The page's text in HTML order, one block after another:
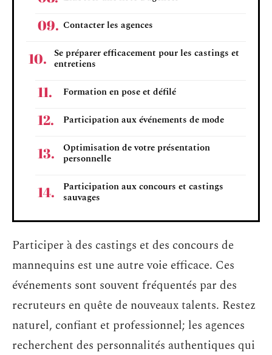
Contacter les agences
Se préparer efficacement pour les castings et
entretiens
Formation en pose et défilé
Participation aux événements de mode
Optimisation de votre présentation
personnelle
Participation aux concours et castings
sauvages
Participer à des castings et des concours de
mannequins est une autre voie efficace. Ces
événements sont souvent fréquentés par des
recruteurs en quête de nouveaux talents. Restez
naturel, confiant et professionnel; les agences
recherchent des personnalités authentiques qui